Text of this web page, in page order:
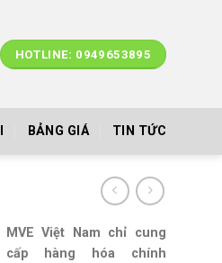
HOTLINE: 0949653895
BẢNG GIÁ TIN TỨC
MVE Việt Nam chỉ cung
cấp hàng hóa chính